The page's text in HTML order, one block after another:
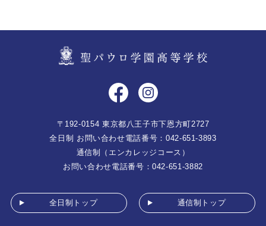
〒192-0154 東京都八王子市下恩方町2727
全日制 お問い合わせ電話番号：042-651-3893
通信制（エンカレッジコース）
お問い合わせ電話番号：042-651-3882
全日制トップ 通信制トップ